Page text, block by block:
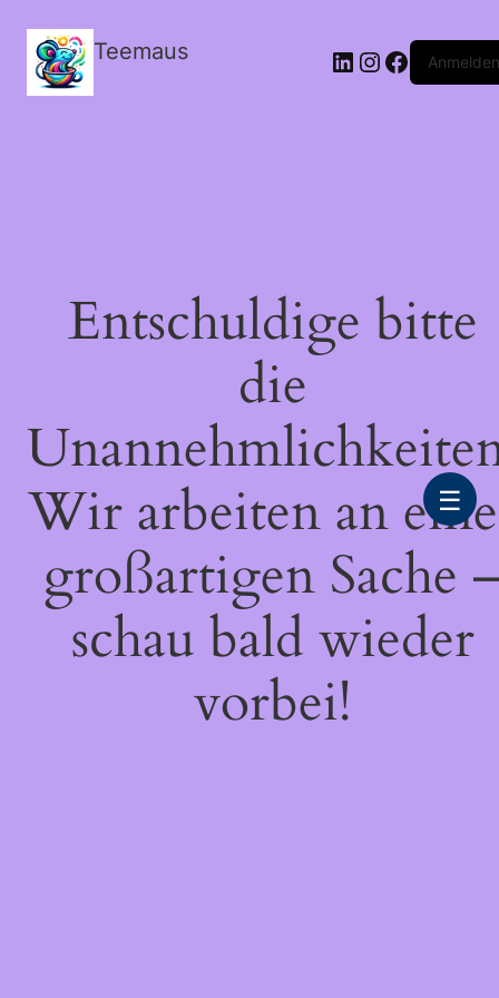
Teemaus LinkedIn
Instagram
FacebookAnmelden
Entschuldige bitte
die
Wir arbeiten an
großartigen Sache
schau bald wieder
vorbei!
☰